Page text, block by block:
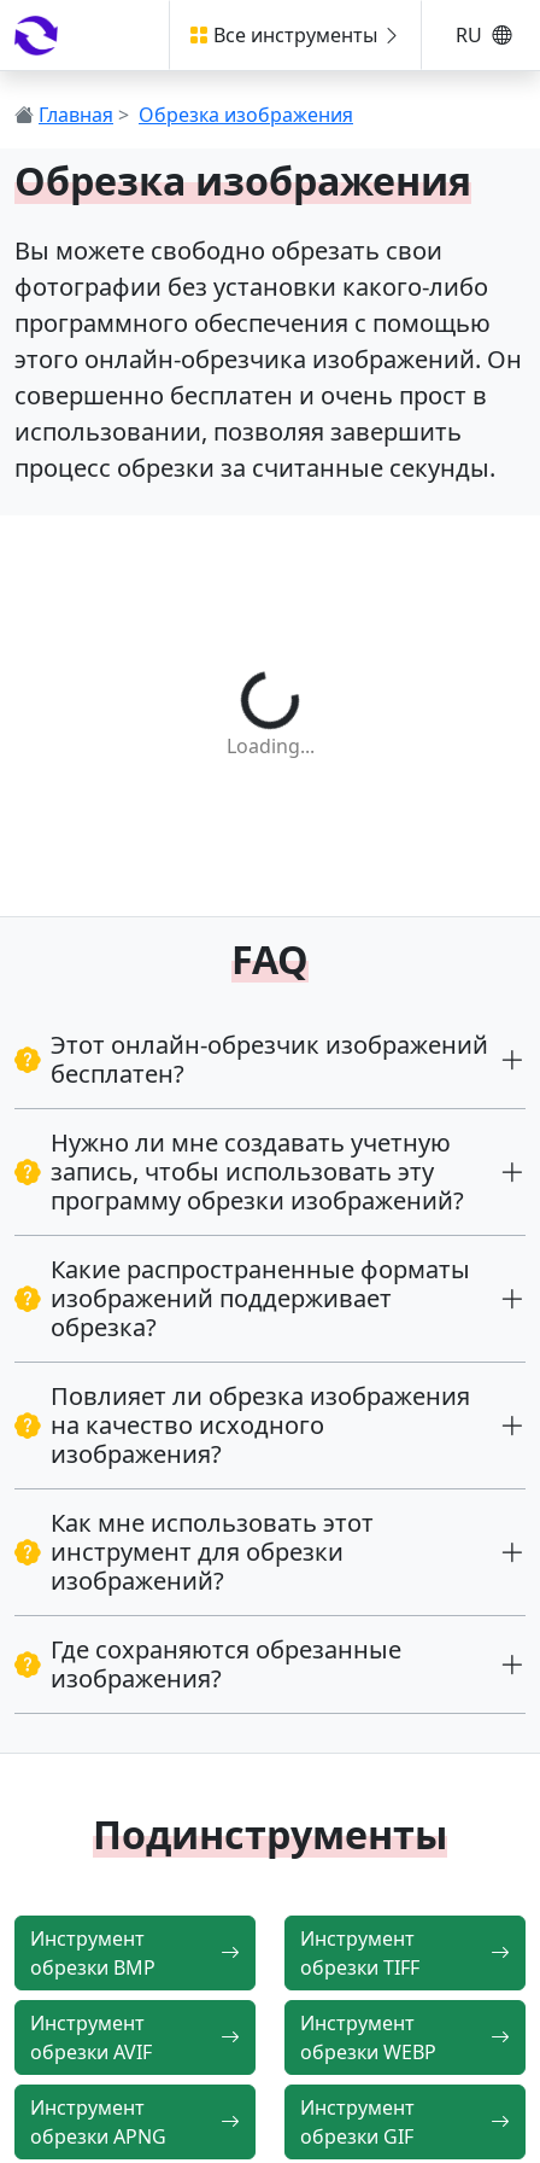
Все инструменты RU
Главная > Обрезка изображения
Обрезка изображения
Вы можете свободно обрезать свои
фотографии без установки какого-либо
программного обеспечения с помощью
этого онлайн-обрезчика изображений. Он
совершенно бесплатен и очень прост в
использовании, позволяя завершить
процесс обрезки за считанные секунды.
Loading...
FAQ
Этот онлайн-обрезчик изображений
бесплатен?
Нужно ли мне создавать учетную
запись, чтобы использовать эту
программу обрезки изображений?
Какие распространенные форматы
изображений поддерживает
обрезка?
Повлияет ли обрезка изображения
на качество исходного
изображения?
Как мне использовать этот
инструмент для обрезки
изображений?
Где сохраняются обрезанные
изображения?
Подинструменты
Инструмент
обрезки BMP
Инструмент
обрезки TIFF
Инструмент
обрезки AVIF
Инструмент
обрезки WEBP
Инструмент
обрезки APNG
Инструмент
обрезки GIF